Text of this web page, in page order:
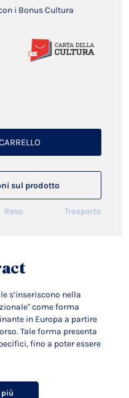
i Bonus Cultura
sul prodotto
Reso Trasporto
s’inseriscono nella
come forma
in Europa a partire
Tale forma presenta
fino a poter essere
più